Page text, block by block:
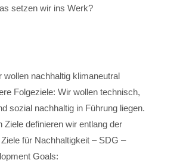
setzen wir ins Werk?
wollen nachhaltig klimaneutral
Folgeziele: Wir wollen technisch,
sozial nachhaltig in Führung liegen.
Ziele definieren wir entlang der
für Nachhaltigkeit – SDG –
Goals: